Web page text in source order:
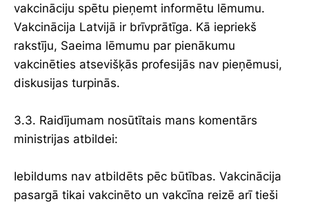
vakcināciju spētu pieņemt informētu lēmumu.
Vakcinācija Latvijā ir brīvprātīga. Kā iepriekš
rakstīju, Saeima lēmumu par pienākumu
vakcinēties atsevišķās profesijās nav pieņēmusi,
diskusijas turpinās.
3.3. Raidījumam nosūtītais mans komentārs
ministrijas atbildei:
Iebildums nav atbildēts pēc būtības. Vakcinācija
pasargā tikai vakcinēto un vakcīna reizē arī tieši